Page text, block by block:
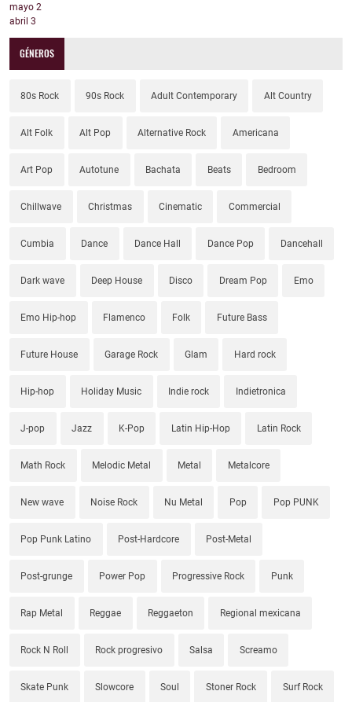
mayo 2
abril 3
GÉNEROS
80s Rock 90s Rock Adult Contemporary Alt Country
Alt Folk Alt Pop Alternative Rock Americana
Art Pop Autotune Bachata Beats Bedroom
Chillwave Christmas Cinematic Commercial
Cumbia Dance Dance Hall Dance Pop Dancehall
Dark wave Deep House Disco Dream Pop Emo
Emo Hip-hop Flamenco Folk Future Bass
Future House Garage Rock Glam Hard rock
Hip-hop Holiday Music Indie rock Indietronica
J-pop Jazz K-Pop Latin Hip-Hop Latin Rock
Math Rock Melodic Metal Metal Metalcore
New wave Noise Rock Nu Metal Pop Pop PUNK
Pop Punk Latino Post-Hardcore Post-Metal
Post-grunge Power Pop Progressive Rock Punk
Rap Metal Reggae Reggaeton Regional mexicana
Rock N Roll Rock progresivo Salsa Screamo
Skate Punk Slowcore Soul Stoner Rock Surf Rock